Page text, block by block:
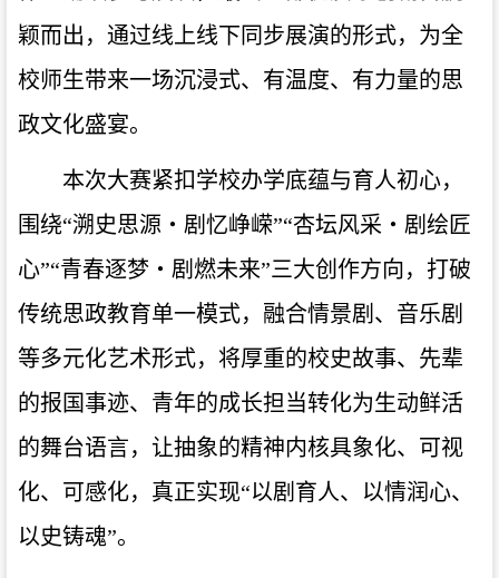
颖而出，通过线上线下同步展演的形式，为全
校师生带来一场沉浸式、有温度、有力量的思
政文化盛宴。
本次大赛紧扣学校办学底蕴与育人初心，
围绕“溯史思源・剧忆峥嵘”“杏坛风采・剧绘匠
心”“青春逐梦・剧燃未来”三大创作方向，打破
传统思政教育单一模式，融合情景剧、音乐剧
等多元化艺术形式，将厚重的校史故事、先辈
的报国事迹、青年的成长担当转化为生动鲜活
的舞台语言，让抽象的精神内核具象化、可视
化、可感化，真正实现“以剧育人、以情润心、
以史铸魂”。